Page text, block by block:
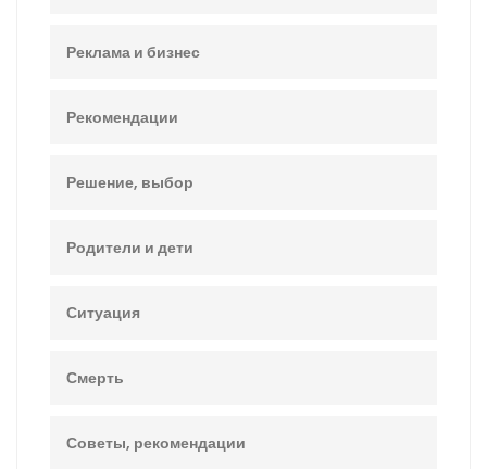
Реклама и бизнес
Рекомендации
Решение, выбор
Родители и дети
Ситуация
Смерть
Советы, рекомендации